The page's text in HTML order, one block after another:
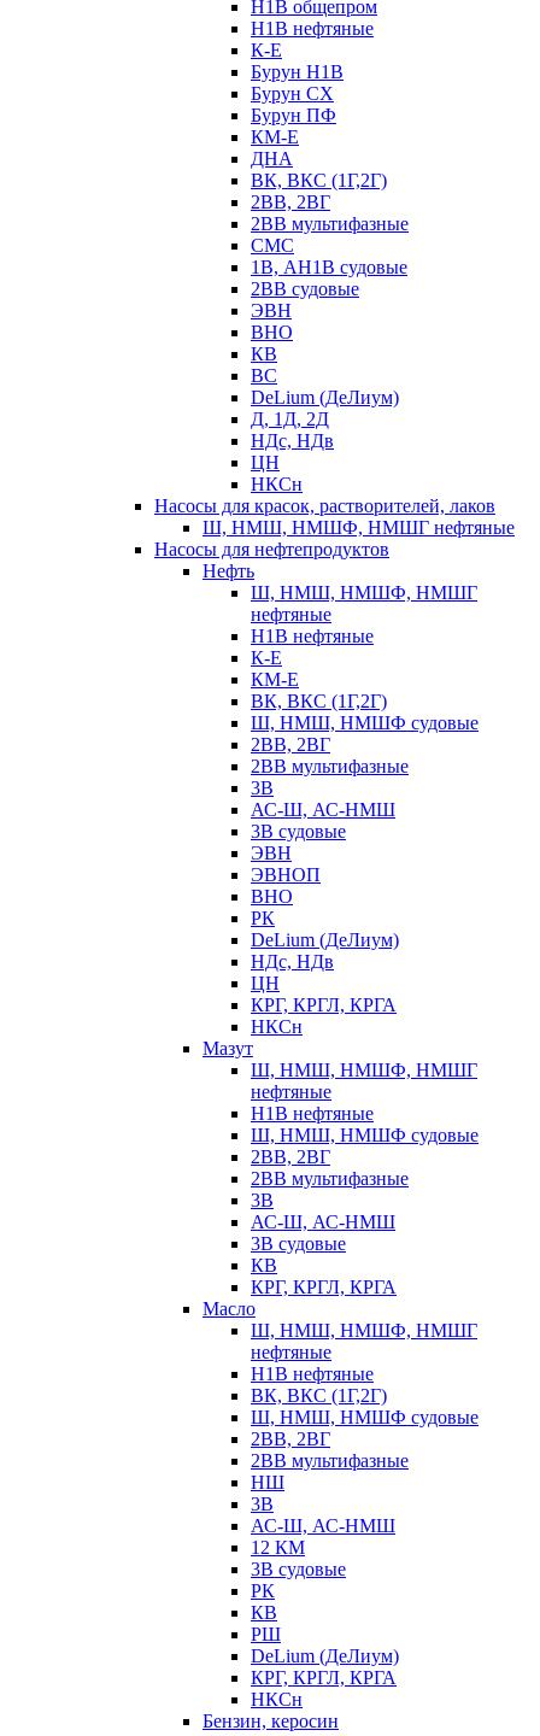
Н1В общепром
Н1В нефтяные
К-Е
Бурун Н1В
Бурун СХ
Бурун ПФ
КМ-Е
ДНА
ВК, ВКС (1Г,2Г)
2ВВ, 2ВГ
2ВВ мультифазные
СМС
1В, АН1В судовые
2ВВ судовые
ЭВН
ВНО
КВ
ВС
DeLium (ДеЛиум)
Д, 1Д, 2Д
НДс, НДв
ЦН
НКСн
Насосы для красок, растворителей, лаков
Ш, НМШ, НМШФ, НМШГ нефтяные
Насосы для нефтепродуктов
Нефть
Ш, НМШ, НМШФ, НМШГ
нефтяные
Н1В нефтяные
К-Е
КМ-Е
ВК, ВКС (1Г,2Г)
Ш, НМШ, НМШФ судовые
2ВВ, 2ВГ
2ВВ мультифазные
3В
АС-Ш, АС-НМШ
3В судовые
ЭВН
ЭВНОП
ВНО
РК
DeLium (ДеЛиум)
НДс, НДв
ЦН
КРГ, КРГЛ, КРГА
НКСн
Мазут
Ш, НМШ, НМШФ, НМШГ
нефтяные
Н1В нефтяные
Ш, НМШ, НМШФ судовые
2ВВ, 2ВГ
2ВВ мультифазные
3В
АС-Ш, АС-НМШ
3В судовые
КВ
КРГ, КРГЛ, КРГА
Масло
Ш, НМШ, НМШФ, НМШГ
нефтяные
Н1В нефтяные
ВК, ВКС (1Г,2Г)
Ш, НМШ, НМШФ судовые
2ВВ, 2ВГ
2ВВ мультифазные
НШ
3В
АС-Ш, АС-НМШ
12 КМ
3В судовые
РК
КВ
РШ
DeLium (ДеЛиум)
КРГ, КРГЛ, КРГА
НКСн
Бензин, керосин